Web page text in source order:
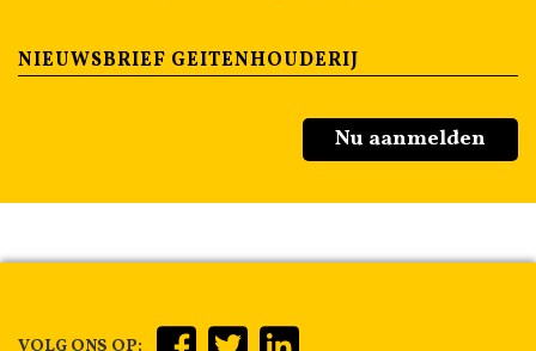
NIEUWSBRIEF GEITENHOUDERIJ
Nu aanmelden